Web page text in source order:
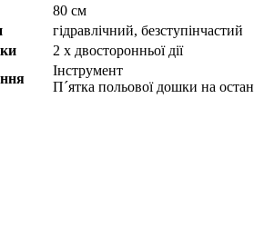
80 см
гідравлічний, безступінчастий
2 x двосторонньої дії
Інструмент
П´ятка польової дошки на